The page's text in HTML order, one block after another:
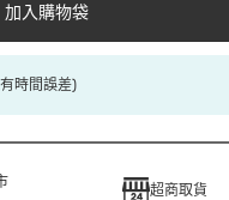
加入購物袋
時間誤差)
超商取貨